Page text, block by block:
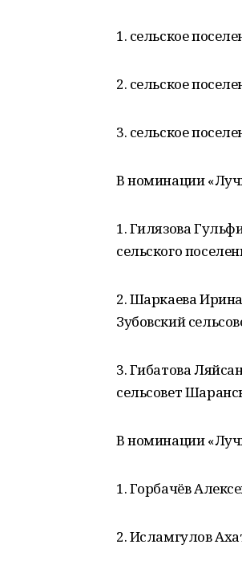
1. сельское
2. сельское
3. сельское
В номинации
1. Гилязова
сельского
2. Шаркаева
Зубовский
3. Гибатова
сельсовет
В номинации
1. Горбачёв
2. Исламгулов